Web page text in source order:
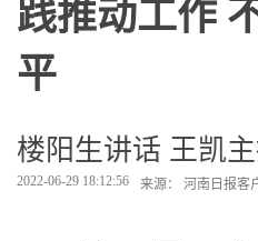
践推动工作
平
楼阳生讲话 王凯
2022-06-29 18:12:56 来源： 河南日报客